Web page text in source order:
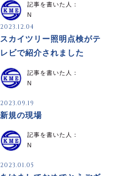
記事を書いた人：
N
2023.12.04
スカイツリー照明点検がテ
レビで紹介されました
記事を書いた人：
N
2023.09.19
新規の現場
記事を書いた人：
N
2023.01.05